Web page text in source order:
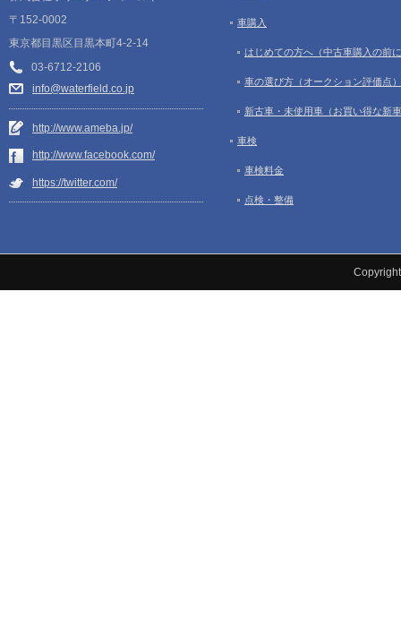
〒152-0002
東京都目黒区目黒本町4-2-14
03-6712-2106
info@waterfield.co.jp
http://www.ameba.jp/
http://www.facebook.com/
https://twitter.com/
車購入
はじめての方へ（中古車購入の前
車の選び方（オークション評価点）
新古車・未使用車（お買い得な新
車検
車検料金
点検・整備